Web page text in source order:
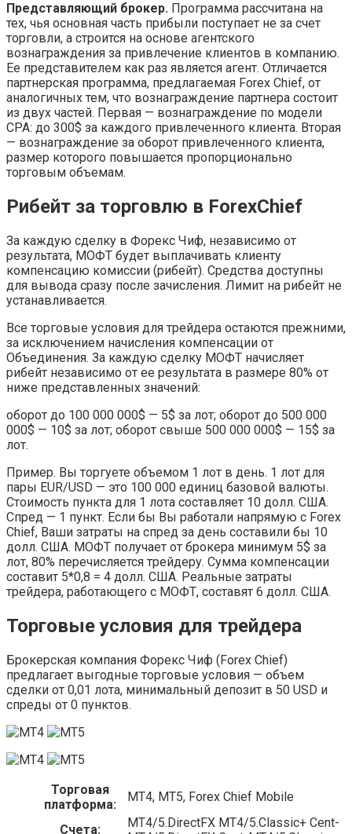
Представляющий брокер. Программа рассчитана на
тех, чья основная часть прибыли поступает не за счет
торговли, а строится на основе агентского
вознаграждения за привлечение клиентов в компанию.
Ее представителем как раз является агент. Отличается
партнерская программа, предлагаемая Forex Chief, от
аналогичных тем, что вознаграждение партнера состоит
из двух частей. Первая — вознаграждение по модели
CPA: до 300$ за каждого привлеченного клиента. Вторая
— вознаграждение за оборот привлеченного клиента,
размер которого повышается пропорционально
торговым объемам.
Рибейт за торговлю в ForexChief
За каждую сделку в Форекс Чиф, независимо от
результата, МОФТ будет выплачивать клиенту
компенсацию комиссии (рибейт). Средства доступны
для вывода сразу после зачисления. Лимит на рибейт не
устанавливается.
Все торговые условия для трейдера остаются прежними,
за исключением начисления компенсации от
Объединения. За каждую сделку МОФТ начисляет
рибейт независимо от ее результата в размере 80% от
ниже представленных значений:
оборот до 100 000 000$ — 5$ за лот; оборот до 500 000
000$ — 10$ за лот; оборот свыше 500 000 000$ — 15$ за
лот.
Пример. Вы торгуете объемом 1 лот в день. 1 лот для
пары EUR/USD — это 100 000 единиц базовой валюты.
Стоимость пункта для 1 лота составляет 10 долл. США.
Спред — 1 пункт. Если бы Вы работали напрямую с Forex
Chief, Ваши затраты на спред за день составили бы 10
долл. США. МОФТ получает от брокера минимум 5$ за
лот, 80% перечисляется трейдеру. Сумма компенсации
составит 5*0,8 = 4 долл. США. Реальные затраты
трейдера, работающего с МОФТ, составят 6 долл. США.
Торговые условия для трейдера
Брокерская компания Форекс Чиф (Forex Chief)
предлагает выгодные торговые условия — объем
сделки от 0,01 лота, минимальный депозит в 50 USD и
спреды от 0 пунктов.
Торговая
платформа:
MT4, МТ5, Forex Chief Mobile
Счета:
MT4/5.DirectFX MT4/5.Classic+ Cent-